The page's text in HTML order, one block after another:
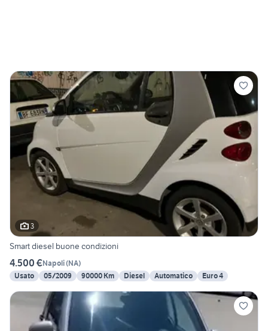
3
Smart diesel buone condizioni
4.500 €Napoli(NA)
Usato
05/2009 90000 Km Diesel Automatico Euro 4